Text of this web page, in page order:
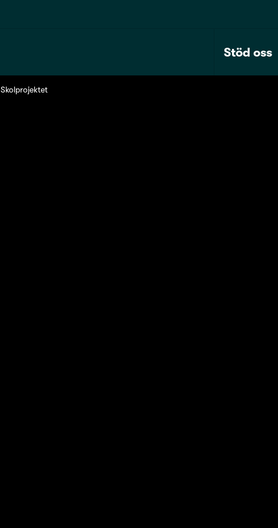
Stöd oss
Skolprojektet